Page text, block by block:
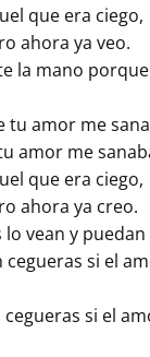
que era ciego,
ahora ya veo.
la mano
tu amor me
amor me
que era ciego,
ahora ya creo.
lo vean y
cegueras si el
si el